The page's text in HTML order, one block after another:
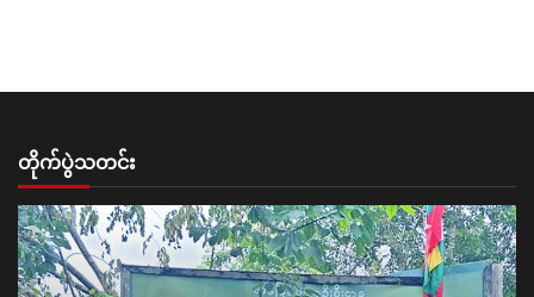
တိုက်ပွဲသတင်း